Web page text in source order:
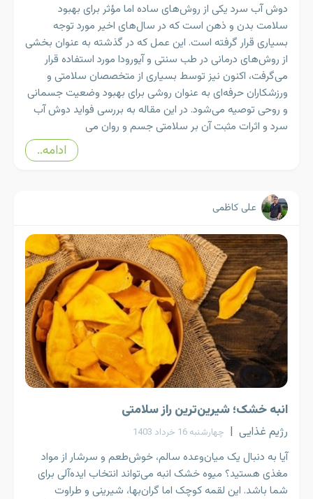
دوش آب سرد یکی از روش‌های ساده اما مؤثر برای بهبود
سلامت بدن و ذهن است که در سال‌های اخیر مورد توجه
بسیاری قرار گرفته است. این عمل که در گذشته به عنوان بخشی
از روش‌های درمانی در طب سنتی و آیورودا مورد استفاده قرار
می‌گرفت، اکنون نیز توسط بسیاری از متخصصان سلامتی و
ورزشکاران حرفه‌ای به عنوان روشی برای بهبود وضعیت جسمانی
و روحی توصیه می‌شود. در این مقاله به بررسی فواید دوش آب
سرد و اثرات مثبت آن بر سلامتی جسم و روان می
ادامه..
علی کاظمی
انبه خشک؛ شیرین‌ترین راز سلامتی
رژیم غذایی | چهارشنبه 16 خرداد 1403
آیا به دنبال یک میان‌وعده سالم، خوش‌طعم و سرشار از مواد
مغذی هستید؟ میوه خشک انبه می‌تواند انتخاب ایده‌آلی برای
شما باشد. این لقمه کوچک اما گران‌بها، شیرینی و طراوت